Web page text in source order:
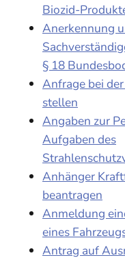
Biozid-
Anerkennung
§ 18
Anfrage bei
stellen
Angaben zur
Aufgaben des
Anhänger
beantragen
Anmeldung
eines
Antrag auf